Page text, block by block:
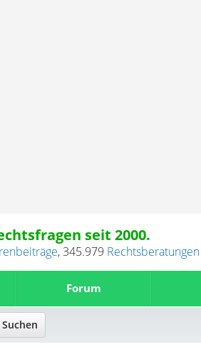
seit 2000.
,345.979 Rechtsberatungen
Forum